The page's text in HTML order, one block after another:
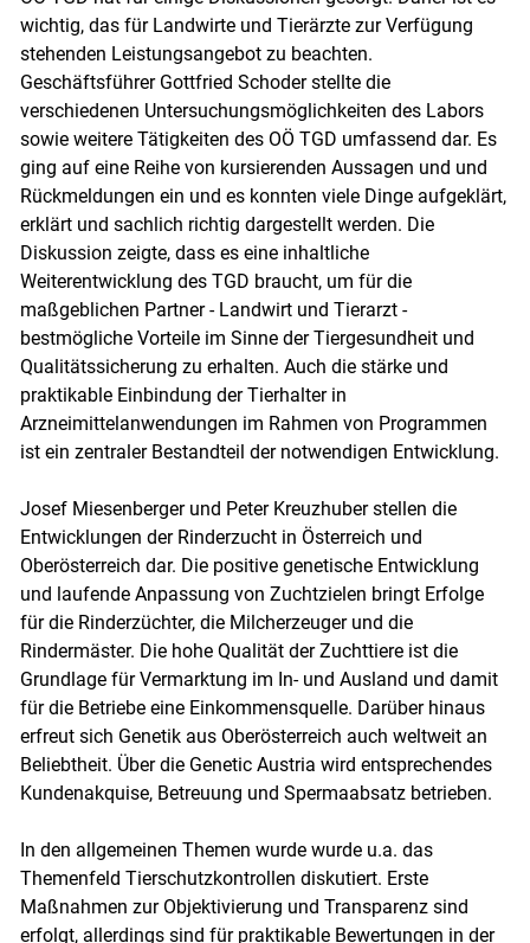
Skip to main content
wichtig, das für Landwirte und Tierärzte zur Verfügung
stehenden Leistungsangebot zu beachten.
Geschäftsführer Gottfried Schoder stellte die
verschiedenen Untersuchungsmöglichkeiten des Labors
sowie weitere Tätigkeiten des OÖ TGD umfassend dar. Es
ging auf eine Reihe von kursierenden Aussagen und und
Rückmeldungen ein und es konnten viele Dinge aufgeklärt,
erklärt und sachlich richtig dargestellt werden. Die
Diskussion zeigte, dass es eine inhaltliche
Weiterentwicklung des TGD braucht, um für die
maßgeblichen Partner - Landwirt und Tierarzt -
bestmögliche Vorteile im Sinne der Tiergesundheit und
Qualitätssicherung zu erhalten. Auch die stärke und
praktikable Einbindung der Tierhalter in
Arzneimittelanwendungen im Rahmen von Programmen
ist ein zentraler Bestandteil der notwendigen Entwicklung.
Josef Miesenberger und Peter Kreuzhuber stellen die
Entwicklungen der Rinderzucht in Österreich und
Oberösterreich dar. Die positive genetische Entwicklung
und laufende Anpassung von Zuchtzielen bringt Erfolge
für die Rinderzüchter, die Milcherzeuger und die
Rindermäster. Die hohe Qualität der Zuchttiere ist die
Grundlage für Vermarktung im In- und Ausland und damit
für die Betriebe eine Einkommensquelle. Darüber hinaus
erfreut sich Genetik aus Oberösterreich auch weltweit an
Beliebtheit. Über die Genetic Austria wird entsprechendes
Kundenakquise, Betreuung und Spermaabsatz betrieben.
In den allgemeinen Themen wurde wurde u.a. das
Themenfeld Tierschutzkontrollen diskutiert. Erste
Maßnahmen zur Objektivierung und Transparenz sind
erfolgt, allerdings sind für praktikable Bewertungen in der